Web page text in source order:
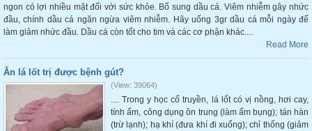
ngon có lợi nhiều mặt đối với sức khỏe. Bổ sung dầu cá. Viêm nhiễm gây nhức
đầu, chính dầu cá ngăn ngừa viêm nhiễm. Hãy uống 3gr dầu cá mỗi ngày để
làm giảm nhức đầu. Dầu cá còn tốt cho tim và các cơ phận khác....
Read More
Ăn lá lốt trị được bệnh gút?
(View: 39064)
.... Trong y học cổ truyền, lá lốt có vị nồng, hơi cay,
tính ấm, công dụng ôn trung (làm ấm bụng); tán hàn
(trừ lạnh); hạ khí (đưa khí đi xuống); chỉ thống (giảm